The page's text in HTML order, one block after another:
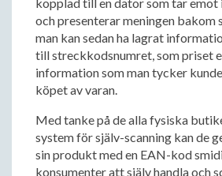
och presenterar meningen bakom
man kan sedan ha lagrat
till streckkodsnumret, som priset
information som man tycker
köpet av varan.
Med tanke på de alla fysiska
system för själv-scanning kan de
sin produkt med en EAN-kod
konsumenter att själv handla och